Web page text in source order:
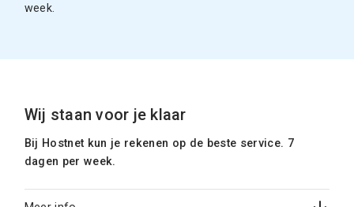
week.
Wij staan voor je klaar
Bij Hostnet kun je rekenen op de beste service. 7
dagen per week.